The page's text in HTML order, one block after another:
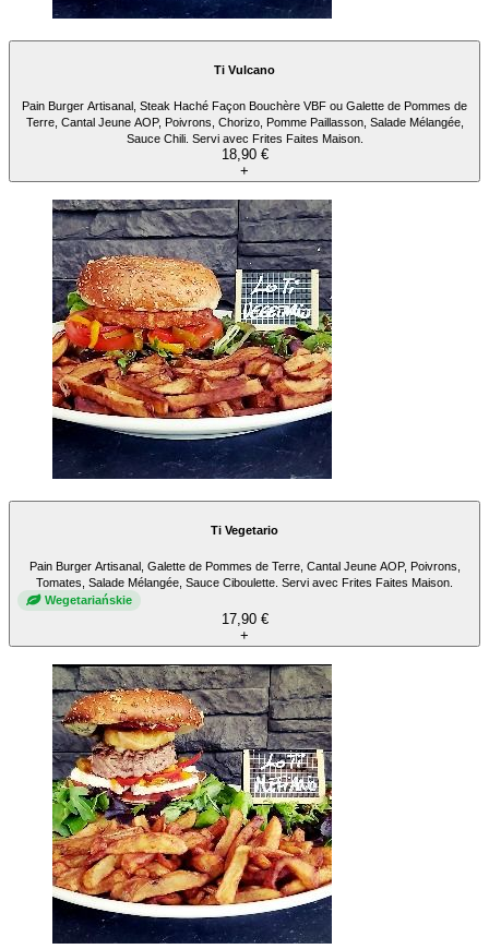
Ti Vulcano
Pain Burger Artisanal, Steak Haché Façon Bouchère VBF ou Galette de Pommes de
Terre, Cantal Jeune AOP, Poivrons, Chorizo, Pomme Paillasson, Salade Mélangée,
Sauce Chili. Servi avec Frites Faites Maison.
18,90 €
+
Ti Vegetario
Pain Burger Artisanal, Galette de Pommes de Terre, Cantal Jeune AOP, Poivrons,
Tomates, Salade Mélangée, Sauce Ciboulette. Servi avec Frites Faites Maison.
Wegetariańskie
17,90 €
+